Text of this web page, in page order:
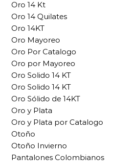
Oro 14 Kt
Oro 14 Quilates
Oro 14KT
Oro Mayoreo
Oro Por Catalogo
Oro por Mayoreo
Oro Solido 14 KT
Oro Solido 14 KT
Oro Sólido de 14KT
Oro y Plata
Oro y Plata por Catalogo
Otoño
Otoño Invierno
Pantalones Colombianos